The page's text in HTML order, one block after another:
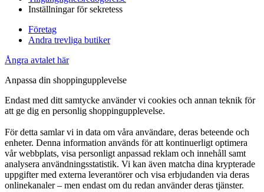
Inställningar för sekretess
Företag
Andra trevliga butiker
Ångra avtalet här
Anpassa din shoppingupplevelse
Endast med ditt samtycke använder vi cookies och annan teknik för
att ge dig en personlig shoppingupplevelse.
För detta samlar vi in data om våra användare, deras beteende och
enheter. Denna information används för att kontinuerligt optimera
vår webbplats, visa personligt anpassad reklam och innehåll samt
analysera användningsstatistik. Vi kan även matcha dina krypterade
uppgifter med externa leverantörer och visa erbjudanden via deras
onlinekanaler – men endast om du redan använder deras tjänster.